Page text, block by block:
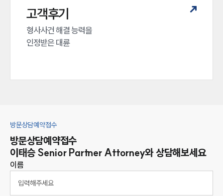
고객후기
형사사건 해결 능력을
인정받은 대륜
방문상담예약접수
방문상담예약접수
이태승 Senior Partner Attorney와 상담해보세요
이름